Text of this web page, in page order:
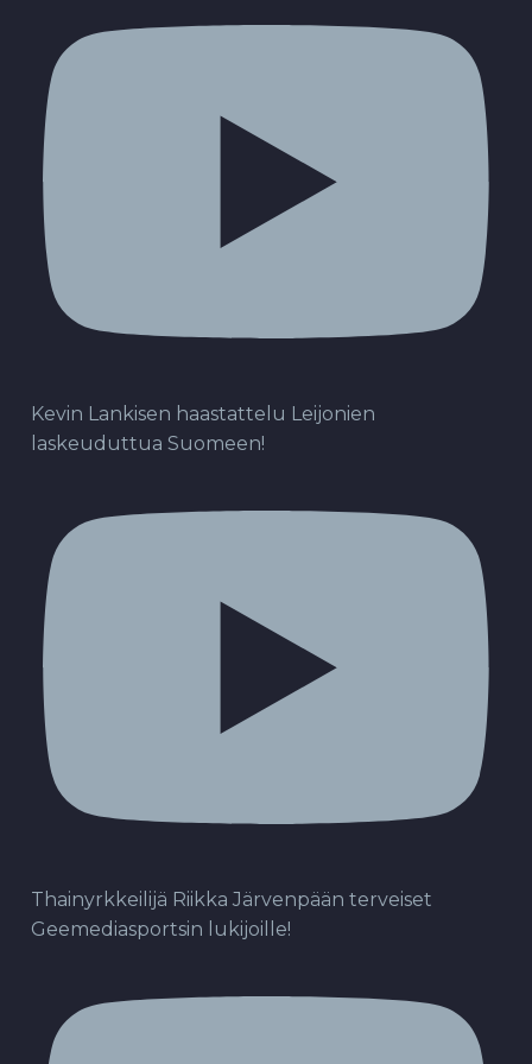
Kevin Lankisen haastattelu Leijonien
laskeuduttua Suomeen!
Thainyrkkeilijä Riikka Järvenpään terveiset
Geemediasportsin lukijoille!